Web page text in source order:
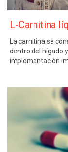
L-Carnitina
La carnitina se
dentro del hígado
implementación